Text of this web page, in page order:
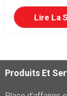
Lire La
Produits Et